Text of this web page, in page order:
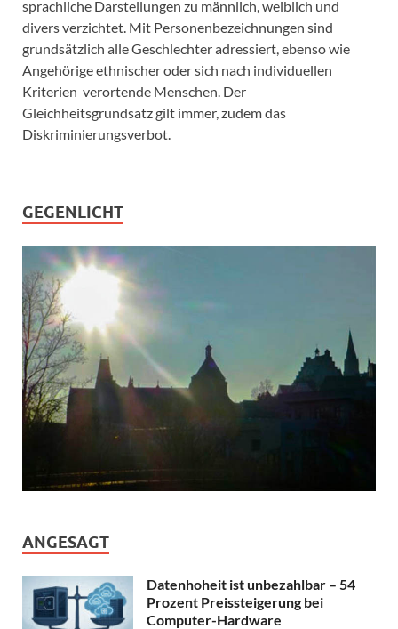
sprachliche Darstellungen zu männlich, weiblich und
divers verzichtet. Mit Personenbezeichnungen sind
grundsätzlich alle Geschlechter adressiert, ebenso wie
Angehörige ethnischer oder sich nach individuellen
Kriterien verortende Menschen. Der
Gleichheitsgrundsatz gilt immer, zudem das
Diskriminierungsverbot.
GEGENLICHT
ANGESAGT
Datenhoheit ist unbezahlbar – 54
Prozent Preissteigerung bei
Computer-Hardware